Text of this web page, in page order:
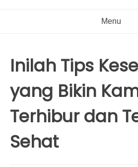
Menu
Inilah Tips
yang Bikin
Terhibur dan
Sehat